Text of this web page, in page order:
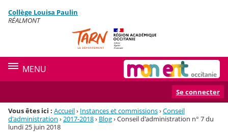
Menu de la rubrique
Contenu
Collège Louisa Paulin
RÉALMONT
MENU
Se connecter
Vous êtes ici : Accueil› Instances et commissions›Conseil
d'administration › 2017-2018› Blog›Conseil d'administration n° 7 du
lundi 25 juin 2018